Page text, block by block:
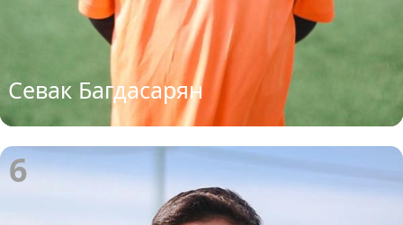
Севак Багдасарян
6